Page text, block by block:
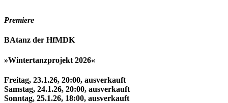
Premiere
BAtanz der HfMDK
»Wintertanzprojekt 2026«
Freitag, 23.1.26, 20:00, ausverkauft
Samstag, 24.1.26, 20:00, ausverkauft
Sonntag, 25.1.26, 18:00, ausverkauft